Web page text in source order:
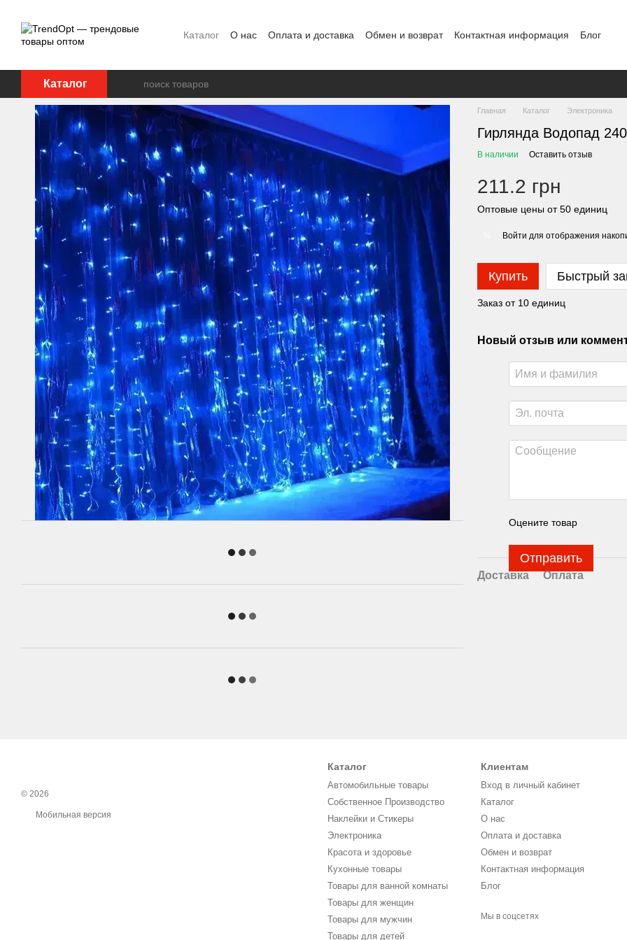
Каталог О нас Оплата и доставка Обмен и возврат Контактная информация Блог
Каталог
Главная Каталог Электроника
Гирлянда Водопад
В наличии Оставить отзыв
211.2 грн
Оптовые цены от 50 единиц
Войти для отображения
Купить Быстрый
Заказ от 10 единиц
Новый отзыв или
Оцените товар
Отправить
Доставка Оплата
© 2026
Мобильная версия
Каталог
Автомобильные товары
Собственное Производство
Наклейки и Стикеры
Электроника
Красота и здоровье
Кухонные товары
Товары для ванной комнаты
Товары для женщин
Товары для мужчин
Товары для детей
Клиентам
Вход в личный кабинет
Каталог
О нас
Оплата и доставка
Обмен и возврат
Контактная информация
Блог
Мы в соцсетях